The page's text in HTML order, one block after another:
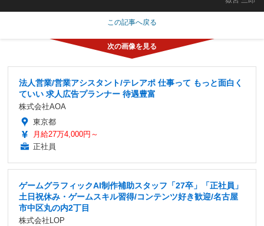
この記事へ戻る
法人営業/営業アシスタント/テレアポ 仕事って もっと面白く
ていい 求人広告プランナー 待遇豊富
株式会社AOA
東京都
月給27万4,000円～
正社員
ゲームグラフィックAI制作補助スタッフ「27卒」「正社員」
土日祝休み・ゲームスキル習得/コンテンツ好き歓迎/名古屋
市中区丸の内2丁目
株式会社LOP